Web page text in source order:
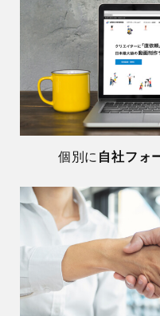
個別に 自社フォ